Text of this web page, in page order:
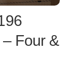
Four &